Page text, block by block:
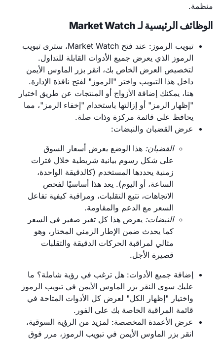
منظمة.
الوظائف الرئيسية لـ Market Watch
تبويب الرموز: عند فتح Market Watch، سترى تبويب
الرموز الذي يعرض جميع الأدوات القابلة للتداول.
لتخصيص العرض الخاص بك، انقر بزر الماوس الأيمن
داخل هذا التبويب واختر "الرموز" لفتح نافذة الإدارة.
هنا، يمكنك إضافة الأزواج أو المنتجات عن طريق اختيار
"إظهار الرمز" أو إزالتها باستخدام "إخفاء الرمز"، مما
يحافظ على قائمة مركزة وذات صلة.
عرض القضبان والنبضات:
القضبان: هذا الوضع يعرض أسعار السوق
على شكل رسوم بيانية شريطية خلال فترات
زمنية يحددها المستخدم (كالدقيقة الواحدة،
الساعة، أو اليوم). يعد هذا أساسيًا لفحص
الاتجاهات، تتبع التقلبات، ومراقبة كيفية تفاعل
السعر مع الدعم والمقاومة.
النبضات: يعرض هذا كل تغير صغير في السعر
كما يحدث ضمن الإطار الزمني المختار، وهو
مثالي لمراقبة الحركات الدقيقة والتقلبات
قصيرة الأجل.
إضافة جميع الأدوات: هل ترغب في رؤية شاملة؟ ما
عليك سوى النقر بزر الماوس الأيمن في تبويب الرموز
واختيار "إظهار الكل" لعرض كل الأدوات المتاحة في
قائمة المراقبة الخاصة بك على الفور.
عرض الأعمدة المخصصة: لمزيد من الرؤية السوقية،
انقر بزر الماوس الأيمن في تبويب الرموز، مرر فوق